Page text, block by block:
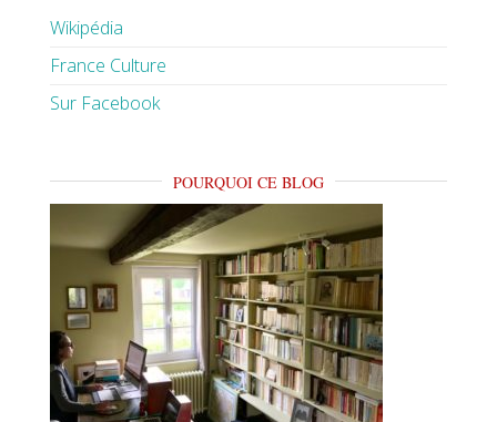
Wikipédia
France Culture
Sur Facebook
POURQUOI CE BLOG